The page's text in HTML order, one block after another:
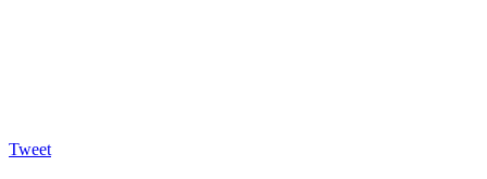
Tweet